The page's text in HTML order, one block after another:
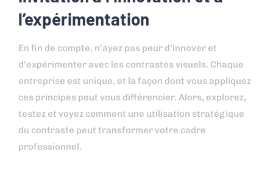
l’expérimentation
En fin de compte, n’ayez pas peur d’innover et
d’expérimenter avec les contrastes visuels. Chaque
entreprise est unique, et la façon dont vous appliquez
ces principes peut vous différencier. Alors, explorez,
testez et voyez comment une utilisation stratégique
du contraste peut transformer votre cadre
professionnel.